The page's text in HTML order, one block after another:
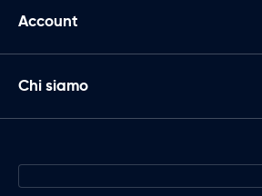
Account
Chi siamo